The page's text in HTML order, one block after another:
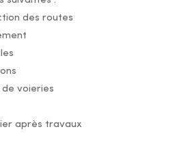
des routes
voieries
après travaux